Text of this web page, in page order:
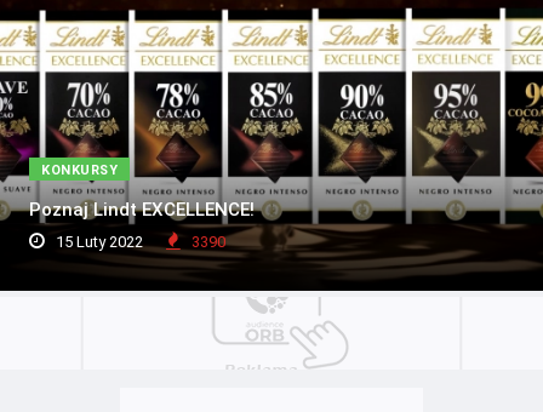
KONKURSY
Poznaj Lindt EXCELLENCE!
15 Luty 2022 3390